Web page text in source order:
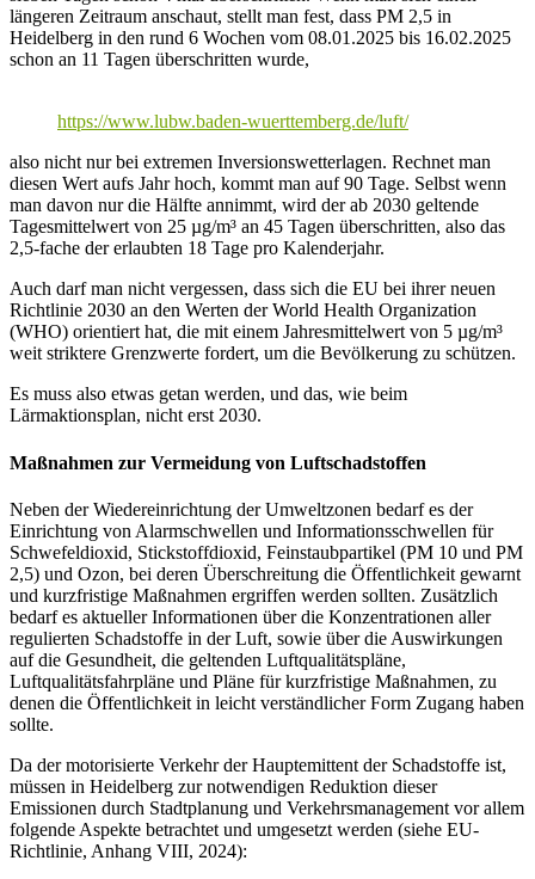
längeren Zeitraum anschaut, stellt man fest, dass PM 2,5 in
Heidelberg in den rund 6 Wochen vom 08.01.2025 bis 16.02.2025
schon an 11 Tagen überschritten wurde,
https://www.lubw.baden-wuerttemberg.de/luft/
also nicht nur bei extremen Inversionswetterlagen. Rechnet man
diesen Wert aufs Jahr hoch, kommt man auf 90 Tage. Selbst wenn
man davon nur die Hälfte annimmt, wird der ab 2030 geltende
Tagesmittelwert von 25 µg/m³ an 45 Tagen überschritten, also das
2,5-fache der erlaubten 18 Tage pro Kalenderjahr.
Auch darf man nicht vergessen, dass sich die EU bei ihrer neuen
Richtlinie 2030 an den Werten der World Health Organization
(WHO) orientiert hat, die mit einem Jahresmittelwert von 5 µg/m³
weit striktere Grenzwerte fordert, um die Bevölkerung zu schützen.
Es muss also etwas getan werden, und das, wie beim
Lärmaktionsplan, nicht erst 2030.
Maßnahmen zur Vermeidung von Luftschadstoffen
Neben der Wiedereinrichtung der Umweltzonen bedarf es der
Einrichtung von Alarmschwellen und Informationsschwellen für
Schwefeldioxid, Stickstoffdioxid, Feinstaubpartikel (PM 10 und PM
2,5) und Ozon, bei deren Überschreitung die Öffentlichkeit gewarnt
und kurzfristige Maßnahmen ergriffen werden sollten. Zusätzlich
bedarf es aktueller Informationen über die Konzentrationen aller
regulierten Schadstoffe in der Luft, sowie über die Auswirkungen
auf die Gesundheit, die geltenden Luftqualitätspläne,
Luftqualitätsfahrpläne und Pläne für kurzfristige Maßnahmen, zu
denen die Öffentlichkeit in leicht verständlicher Form Zugang haben
sollte.
Da der motorisierte Verkehr der Hauptemittent der Schadstoffe ist,
müssen in Heidelberg zur notwendigen Reduktion dieser
Emissionen durch Stadtplanung und Verkehrsmanagement vor allem
folgende Aspekte betrachtet und umgesetzt werden (siehe EU-
Richtlinie, Anhang VIII, 2024):